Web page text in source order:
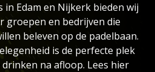
in Edam en Nijkerk bieden wij
groepen en bedrijven die
beleven op de padelbaan.
is de perfecte plek
na afloop. Lees hier